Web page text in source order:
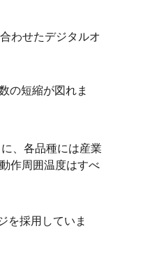
わせたデジタルオ
の短縮が図れま
、各品種には産業
作周囲温度はすべ
を採用していま